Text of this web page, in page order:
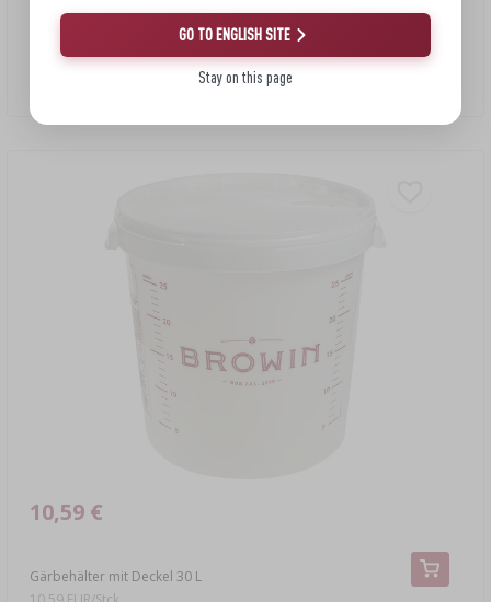
Gärballon 5 l Dama mit Schraubdeckel – ohne Korb
Gärbehälter mit Deckel 30 L
10,59 €
GO TO ENGLISH SITE
Stay on this page